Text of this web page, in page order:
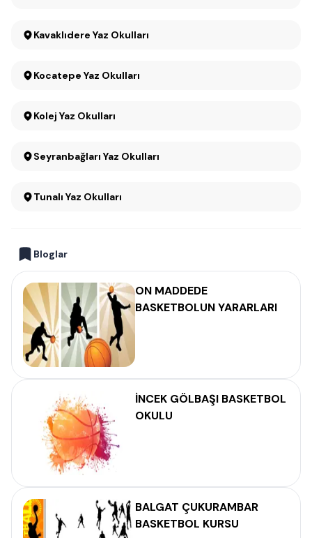
Kavaklıdere Yaz Okulları
Kocatepe Yaz Okulları
Kolej Yaz Okulları
Seyranbağları Yaz Okulları
Tunalı Yaz Okulları
Bloglar
ON MADDEDE
BASKETBOLUN YARARLARI
İNCEK GÖLBAŞI BASKETBOL
OKULU
BALGAT ÇUKURAMBAR
BASKETBOL KURSU